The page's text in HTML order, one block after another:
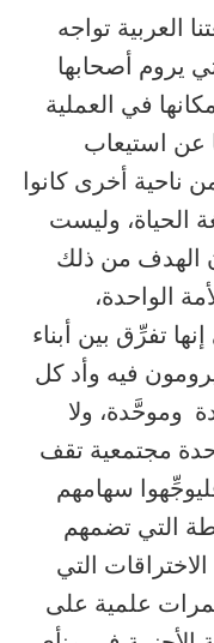
العربية تواجه
يروم أصحابها
مكانها في العملية
عن استيعاب
ناحية أخرى كانوا
الحياة، وليست
أن الهدف من ذلك
الواحدة،
تفرِّق بين أبناء
فيه وأد كل
وموحَّدة، ولا
مجتمعية تقف
سهامهم
التي تضمهم
التي
علمية على